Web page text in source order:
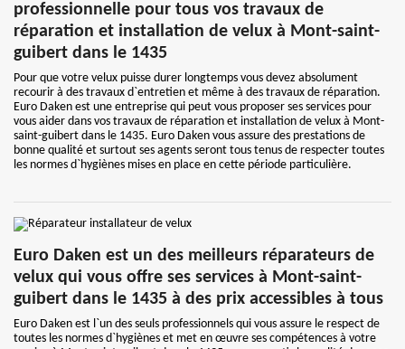
professionnelle pour tous vos travaux de
réparation et installation de velux à Mont-saint-
guibert dans le 1435
Pour que votre velux puisse durer longtemps vous devez absolument
recourir à des travaux d`entretien et même à des travaux de réparation.
Euro Daken est une entreprise qui peut vous proposer ses services pour
vous aider dans vos travaux de réparation et installation de velux à Mont-
saint-guibert dans le 1435. Euro Daken vous assure des prestations de
bonne qualité et surtout ses agents seront tous tenus de respecter toutes
les normes d`hygiènes mises en place en cette période particulière.
Euro Daken est un des meilleurs réparateurs de
velux qui vous offre ses services à Mont-saint-
guibert dans le 1435 à des prix accessibles à tous
Euro Daken est l`un des seuls professionnels qui vous assure le respect de
toutes les normes d`hygiènes et met en œuvre ses compétences à votre